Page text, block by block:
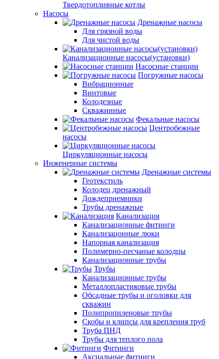
Твердотопливные котлы
Насосы
Дренажные насосы
Для грязной воды
Для чистой воды
Канализационные насосы(установки)
Насосные станции
Погружные насосы
Вибрационные
Винтовые
Колодезные
Скважинные
Фекальные насосы
Центробежные
насосы
Циркуляционные насосы
Инженерные системы
Дренажные системы
Геотекстиль
Колодец дренажный
Дождеприемники
Трубы дренажные
Канализация
Канализационные фитинги
Канализацонные люки
Напорная канализация
Полимерно-песчаные колодцы
Канализационные трубы
Трубы
Канализационные трубы
Металлопластиковые трубы
Обсадные трубы и оголовки для
скважин
Полипропиленовые трубы
Скобы и клипсы для крепления труб
Труба ПНД
Трубы для теплого пола
Фитинги
Аксиальные фитинги